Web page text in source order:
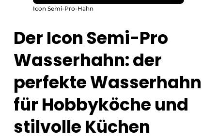
Icon Semi-Pro-Hahn
Der Icon Semi-Pro
Wasserhahn: der
perfekte Wasserhahn
für Hobbyköche und
stilvolle Küchen